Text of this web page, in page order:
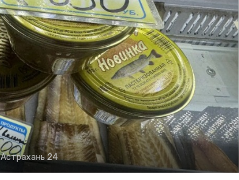
Астрахань 24